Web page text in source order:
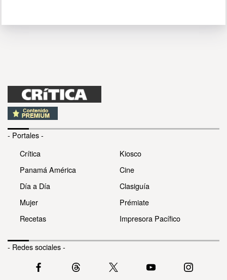
- Portales -
Crítica
Panamá América
Día a Día
Mujer
Recetas
Kiosco
Cine
Clasiguía
Prémiate
Impresora Pacífico
- Redes sociales -